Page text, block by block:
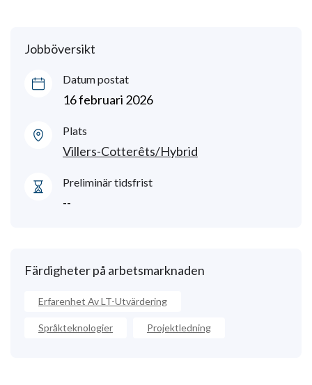
Jobböversikt
Datum postat
16 februari 2026
Plats
Villers-Cotterêts/Hybrid
Preliminär tidsfrist
--
Färdigheter på arbetsmarknaden
Erfarenhet Av LT-Utvärdering
Språkteknologier Projektledning